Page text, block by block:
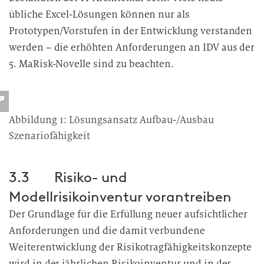
übliche Excel-Lösungen können nur als
Prototypen/Vorstufen in der Entwicklung verstanden
werden – die erhöhten Anforderungen an IDV aus der
5. MaRisk-Novelle sind zu beachten.
Abbildung 1: Lösungsansatz Aufbau-/Ausbau
Szenariofähigkeit
3.3 Risiko- und
Modellrisikoinventur vorantreiben
Der Grundlage für die Erfüllung neuer aufsichtlicher
Anforderungen und die damit verbundene
Weiterentwicklung der Risikotragfähigkeitskonzepte